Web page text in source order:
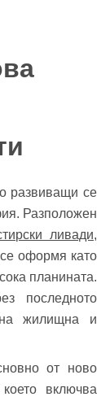
развиващи се
Разположен
ливади,
оформя като
планината.
последното
жилищна и
от ново
включва